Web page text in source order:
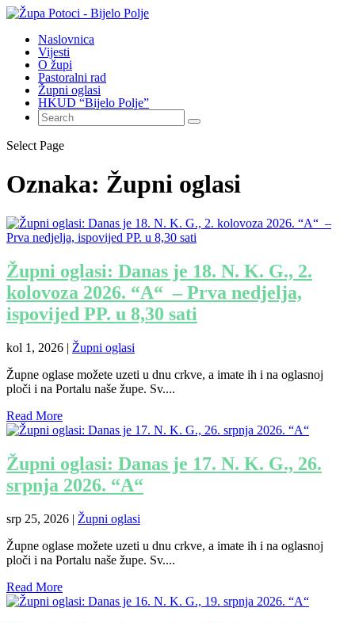
Naslovnica
Vijesti
O župi
Pastoralni rad
Župni oglasi
HKUD “Bijelo Polje”
Select Page
Oznaka: Župni oglasi
Župni oglasi: Danas je 18. N. K. G., 2.
kolovoza 2026. “A“ – Prva nedjelja,
ispovijed PP. u 8,30 sati
kol 1, 2026 | Župni oglasi
Župne oglase možete uzeti u dnu crkve, a imate ih i na oglasnoj
ploči i na Portalu naše župe. Sv....
Read More
Župni oglasi: Danas je 17. N. K. G., 26.
srpnja 2026. “A“
srp 25, 2026 | Župni oglasi
Župne oglase možete uzeti u dnu crkve, a imate ih i na oglasnoj
ploči i na Portalu naše župe. Sv....
Read More